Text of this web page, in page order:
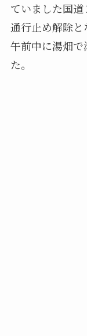
ていました国
通行止め解除と
午前中に湯畑
た。